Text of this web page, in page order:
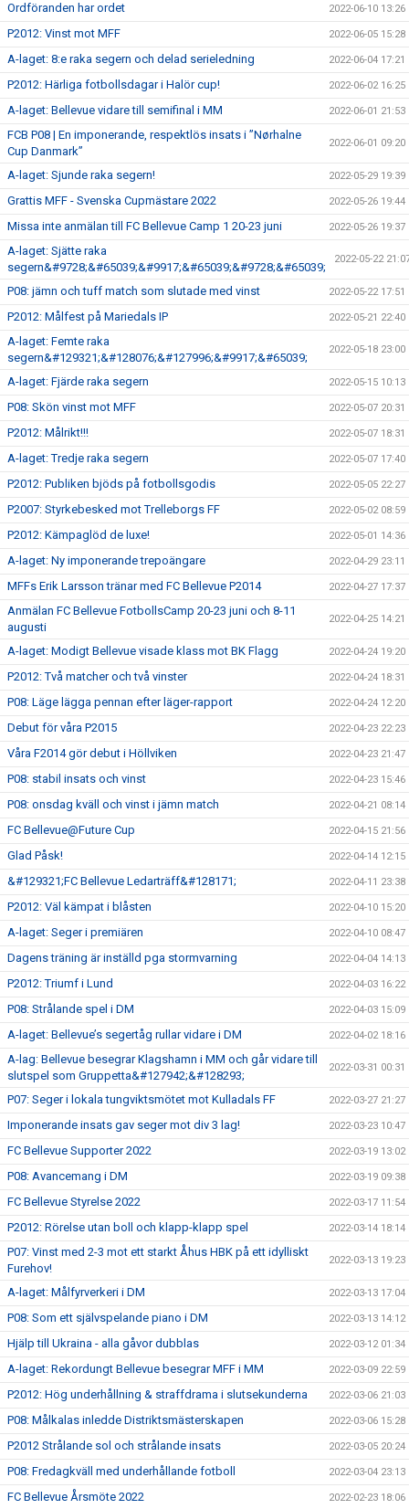
Ordföranden har ordet 2022-06-10 13:26
P2012: Vinst mot MFF 2022-06-05 15:28
A-laget: 8:e raka segern och delad serieledning 2022-06-04 17:21
P2012: Härliga fotbollsdagar i Halör cup! 2022-06-02 16:25
A-laget: Bellevue vidare till semifinal i MM 2022-06-01 21:53
FCB P08 | En imponerande, respektlös insats i ”Nørhalne
Cup Danmark”
2022-06-01 09:20
A-laget: Sjunde raka segern! 2022-05-29 19:39
Grattis MFF - Svenska Cupmästare 2022 2022-05-26 19:44
Missa inte anmälan till FC Bellevue Camp 1 20-23 juni 2022-05-26 19:37
A-laget: Sjätte raka
segern&#9728;&#65039;&#9917;&#65039;&#9728;&#65039;
2022-05-22
P08: jämn och tuff match som slutade med vinst 2022-05-22 17:51
P2012: Målfest på Mariedals IP 2022-05-21 22:40
A-laget: Femte raka
segern&#129321;&#128076;&#127996;&#9917;&#65039;
2022-05-18 23:00
A-laget: Fjärde raka segern 2022-05-15 10:13
P08: Skön vinst mot MFF 2022-05-07 20:31
P2012: Målrikt!!! 2022-05-07 18:31
A-laget: Tredje raka segern 2022-05-07 17:40
P2012: Publiken bjöds på fotbollsgodis 2022-05-05 22:27
P2007: Styrkebesked mot Trelleborgs FF 2022-05-02 08:59
P2012: Kämpaglöd de luxe! 2022-05-01 14:36
A-laget: Ny imponerande trepoängare 2022-04-29 23:11
MFFs Erik Larsson tränar med FC Bellevue P2014 2022-04-27 17:37
Anmälan FC Bellevue FotbollsCamp 20-23 juni och 8-11
augusti
2022-04-25 14:21
A-laget: Modigt Bellevue visade klass mot BK Flagg 2022-04-24 19:20
P2012: Två matcher och två vinster 2022-04-24 18:31
P08: Läge lägga pennan efter läger-rapport 2022-04-24 12:20
Debut för våra P2015 2022-04-23 22:23
Våra F2014 gör debut i Höllviken 2022-04-23 21:47
P08: stabil insats och vinst 2022-04-23 15:46
P08: onsdag kväll och vinst i jämn match 2022-04-21 08:14
FC Bellevue@Future Cup 2022-04-15 21:56
Glad Påsk! 2022-04-14 12:15
&#129321;FC Bellevue Ledarträff&#128171; 2022-04-11 23:38
P2012: Väl kämpat i blåsten 2022-04-10 15:20
A-laget: Seger i premiären 2022-04-10 08:47
Dagens träning är inställd pga stormvarning 2022-04-04 14:13
P2012: Triumf i Lund 2022-04-03 16:22
P08: Strålande spel i DM 2022-04-03 15:09
A-laget: Bellevue’s segertåg rullar vidare i DM 2022-04-02 18:16
A-lag: Bellevue besegrar Klagshamn i MM och går vidare till
slutspel som Gruppetta&#127942;&#128293;
2022-03-31 00:31
P07: Seger i lokala tungviktsmötet mot Kulladals FF 2022-03-27 21:27
Imponerande insats gav seger mot div 3 lag! 2022-03-23 10:47
FC Bellevue Supporter 2022 2022-03-19 13:02
P08: Avancemang i DM 2022-03-19 09:38
FC Bellevue Styrelse 2022 2022-03-17 11:54
P2012: Rörelse utan boll och klapp-klapp spel 2022-03-14 18:14
P07: Vinst med 2-3 mot ett starkt Åhus HBK på ett idylliskt
Furehov!
2022-03-13 19:23
A-laget: Målfyrverkeri i DM 2022-03-13 17:04
P08: Som ett självspelande piano i DM 2022-03-13 14:12
Hjälp till Ukraina - alla gåvor dubblas 2022-03-12 01:34
A-laget: Rekordungt Bellevue besegrar MFF i MM 2022-03-09 22:59
P2012: Hög underhållning & straffdrama i slutsekunderna 2022-03-06 21:03
P08: Målkalas inledde Distriktsmästerskapen 2022-03-06 15:28
P2012 Strålande sol och strålande insats 2022-03-05 20:24
P08: Fredagkväll med underhållande fotboll 2022-03-04 23:13
FC Bellevue Årsmöte 2022 2022-02-23 18:06